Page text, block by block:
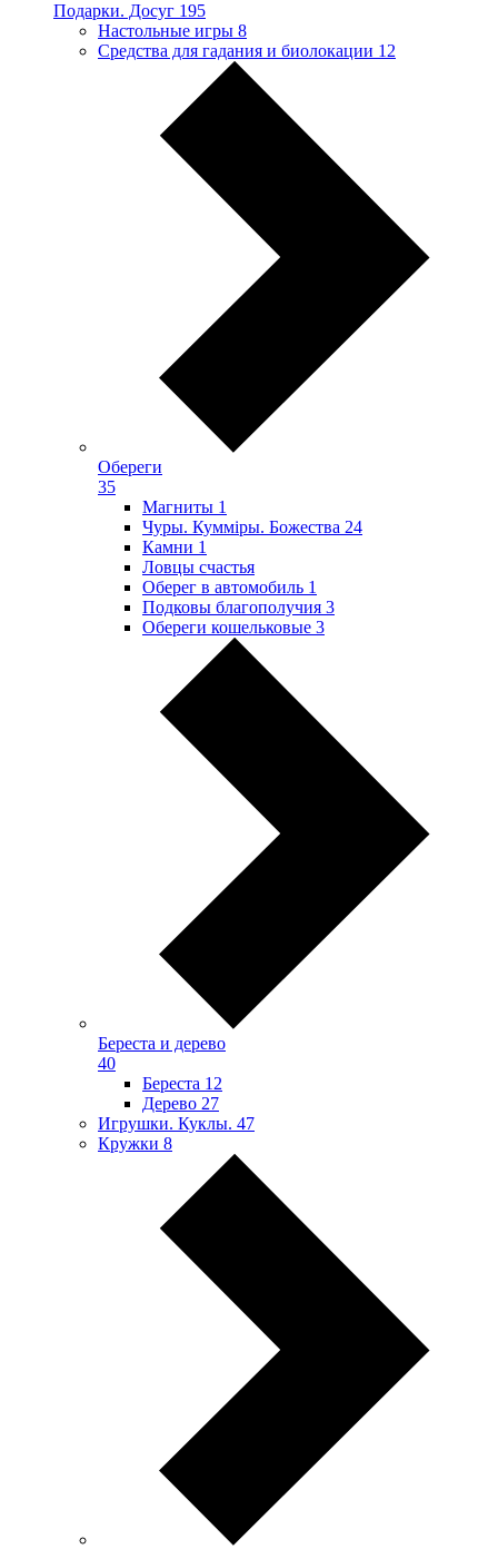
Подарки. Досуг 195
Настольные игры 8
Средства для гадания и биолокации 12
Обереги
35
Магниты 1
Чуры. Куммiры. Божества 24
Камни 1
Ловцы счастья
Оберег в автомобиль 1
Подковы благополучия 3
Обереги кошельковые 3
Береста и дерево
40
Береста 12
Дерево 27
Игрушки. Куклы. 47
Кружки 8